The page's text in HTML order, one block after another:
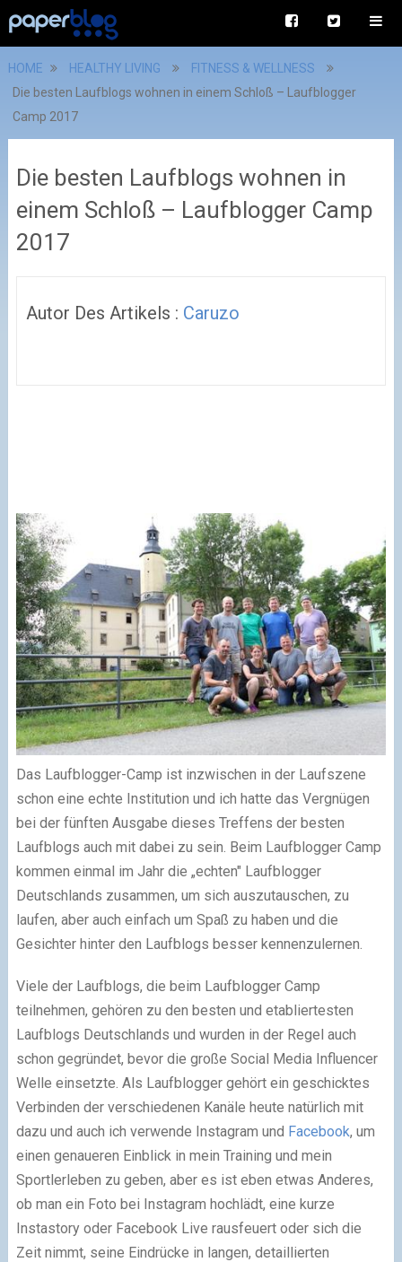
HOME HEALTHY LIVING
FITNESS & WELLNESS
Die besten Laufblogs wohnen in einem Schloß – Laufblogger
Camp 2017
Die besten Laufblogs wohnen in
einem Schloß – Laufblogger Camp
2017
Autor Des Artikels : Caruzo
Das Laufblogger-Camp ist inzwischen in der Laufszene
schon eine echte Institution und ich hatte das Vergnügen
bei der fünften Ausgabe dieses Treffens der besten
Laufblogs auch mit dabei zu sein. Beim Laufblogger Camp
kommen einmal im Jahr die „echten" Laufblogger
Deutschlands zusammen, um sich auszutauschen, zu
laufen, aber auch einfach um Spaß zu haben und die
Gesichter hinter den Laufblogs besser kennenzulernen.
Viele der Laufblogs, die beim Laufblogger Camp
teilnehmen, gehören zu den besten und etabliertesten
Laufblogs Deutschlands und wurden in der Regel auch
schon gegründet, bevor die große Social Media Influencer
Welle einsetzte. Als Laufblogger gehört ein geschicktes
Verbinden der verschiedenen Kanäle heute natürlich mit
dazu und auch ich verwende Instagram und Facebook, um
einen genaueren Einblick in mein Training und mein
Sportlerleben zu geben, aber es ist eben etwas Anderes,
ob man ein Foto bei Instagram hochlädt, eine kurze
Instastory oder Facebook Live rausfeuert oder sich die
Zeit nimmt, seine Eindrücke in langen, detaillierten